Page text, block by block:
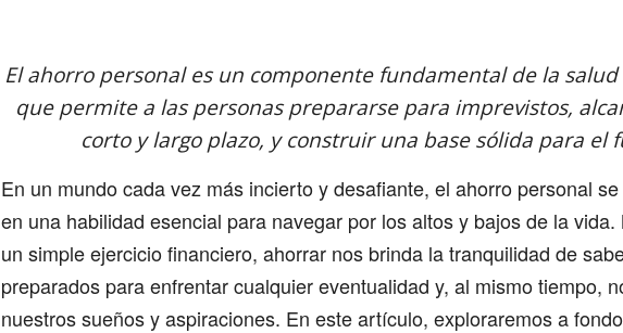
El ahorro personal es un componente fundamental de la
que permite a las personas prepararse para imprevistos,
corto y largo plazo, y construir una base sólida para el
En un mundo cada vez más incierto y desafiante, el ahorro personal
en una habilidad esencial para navegar por los altos y bajos de la
un simple ejercicio financiero, ahorrar nos brinda la tranquilidad de
preparados para enfrentar cualquier eventualidad y, al mismo tiempo,
nuestros sueños y aspiraciones. En este artículo, exploraremos a